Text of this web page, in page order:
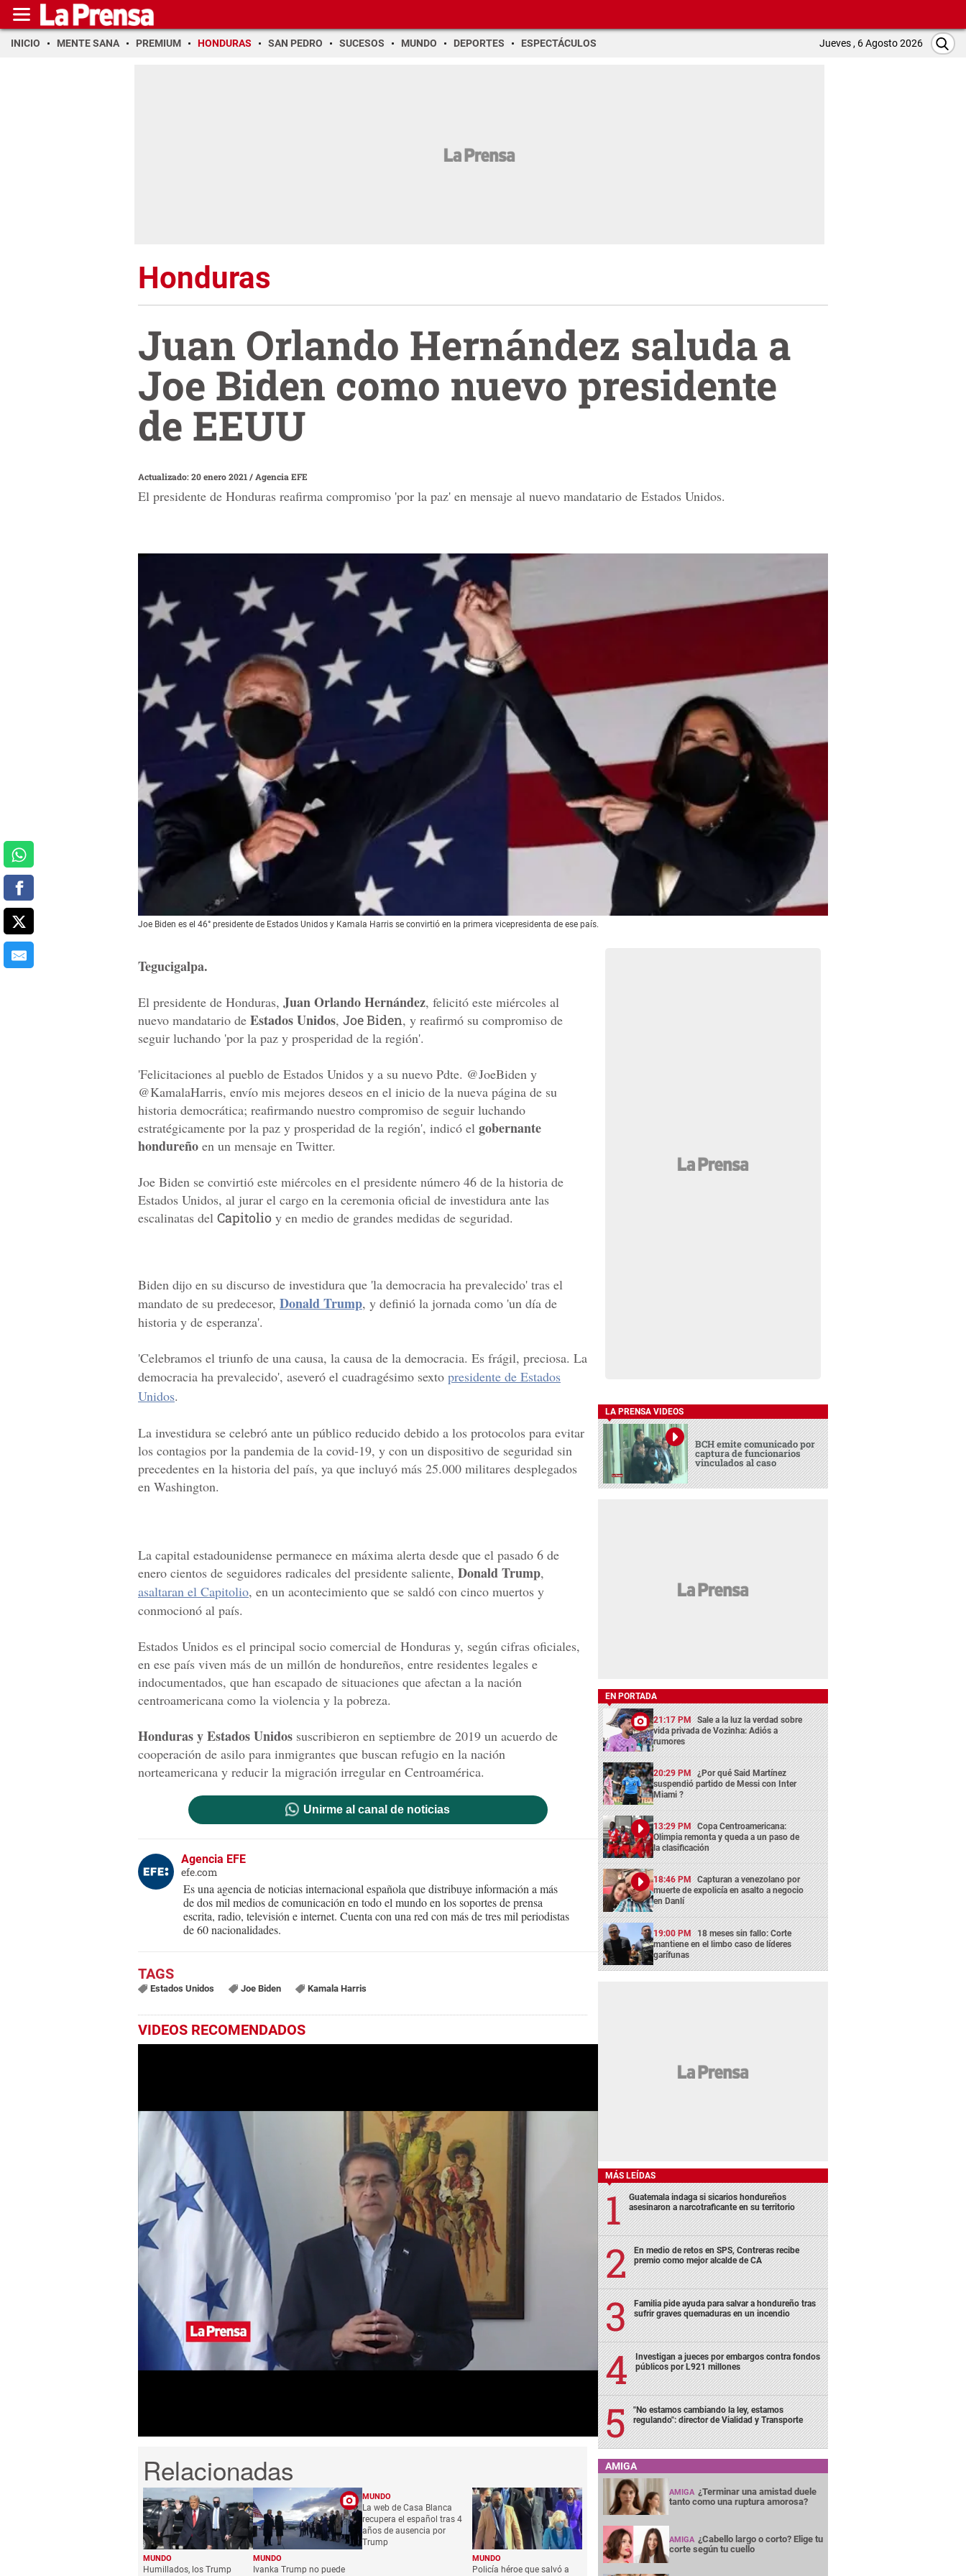
INICIO MENTE SANA PREMIUM HONDURAS SAN PEDRO SUCESOS MUNDO DEPORTES ESPECTÁCULOS Jueves , 6 Agosto 2026
Honduras
Juan Orlando Hernández saluda a
Joe Biden como nuevo presidente
de EEUU
Actualizado: 20 enero 2021 / Agencia EFE
El presidente de Honduras reafirma compromiso 'por la paz' en mensaje al nuevo mandatario de Estados Unidos.
Joe Biden es el 46° presidente de Estados Unidos y Kamala Harris se convirtió en la primera vicepresidenta de ese país.
Tegucigalpa.
El presidente de Honduras, Juan Orlando Hernández, felicitó este miércoles al
nuevo mandatario de Estados Unidos, Joe Biden, y reafirmó su compromiso de
seguir luchando 'por la paz y prosperidad de la región'.
'Felicitaciones al pueblo de Estados Unidos y a su nuevo Pdte. @JoeBiden y
@KamalaHarris, envío mis mejores deseos en el inicio de la nueva página de su
historia democrática; reafirmando nuestro compromiso de seguir luchando
estratégicamente por la paz y prosperidad de la región', indicó el gobernante
hondureño en un mensaje en Twitter.
Joe Biden se convirtió este miércoles en el presidente número 46 de la historia de
Estados Unidos, al jurar el cargo en la ceremonia oficial de investidura ante las
escalinatas del Capitolio y en medio de grandes medidas de seguridad.
Biden dijo en su discurso de investidura que 'la democracia ha prevalecido' tras el
mandato de su predecesor, Donald Trump, y definió la jornada como 'un día de
historia y de esperanza'.
'Celebramos el triunfo de una causa, la causa de la democracia. Es frágil, preciosa. La
democracia ha prevalecido', aseveró el cuadragésimo sexto presidente de Estados
Unidos.
La investidura se celebró ante un público reducido debido a los protocolos para evitar
los contagios por la pandemia de la covid-19, y con un dispositivo de seguridad sin
precedentes en la historia del país, ya que incluyó más 25.000 militares desplegados
en Washington.
La capital estadounidense permanece en máxima alerta desde que el pasado 6 de
enero cientos de seguidores radicales del presidente saliente, Donald Trump,
asaltaran el Capitolio, en un acontecimiento que se saldó con cinco muertos y
conmocionó al país.
Estados Unidos es el principal socio comercial de Honduras y, según cifras oficiales,
en ese país viven más de un millón de hondureños, entre residentes legales e
indocumentados, que han escapado de situaciones que afectan a la nación
centroamericana como la violencia y la pobreza.
Honduras y Estados Unidos suscribieron en septiembre de 2019 un acuerdo de
cooperación de asilo para inmigrantes que buscan refugio en la nación
norteamericana y reducir la migración irregular en Centroamérica.
Unirme al canal de noticias
Agencia EFE
efe.com
Es una agencia de noticias internacional española que distribuye información a más
de dos mil medios de comunicación en todo el mundo en los soportes de prensa
escrita, radio, televisión e internet. Cuenta con una red con más de tres mil periodistas
de 60 nacionalidades.
Estados Unidos Joe Biden Kamala Harris
VIDEOS RECOMENDADOS
seconds
MUNDO
Humillados, los Trump
MUNDO
Ivanka Trump no puede
MUNDO
La web de Casa Blanca
recupera el español tras 4
años de ausencia por
Trump
MUNDO
Policía héroe que salvó a
LA PRENSA VIDEOS
BCH emite comunicado por
captura de funcionarios
vinculados al caso
EN PORTADA
21:17 PM Sale a la luz la verdad sobre
vida privada de Vozinha: Adiós a
rumores
20:29 PM ¿Por qué Said Martínez
suspendió partido de Messi con Inter
Miami ?
13:29 PM Copa Centroamericana:
Olimpia remonta y queda a un paso de
la clasificación
18:46 PM Capturan a venezolano por
muerte de expolicía en asalto a negocio
en Danlí
19:00 PM 18 meses sin fallo: Corte
mantiene en el limbo caso de líderes
garífunas
MÁS LEÍDAS
Guatemala indaga si sicarios hondureños
asesinaron a narcotraficante en su territorio
En medio de retos en SPS, Contreras recibe
premio como mejor alcalde de CA
Familia pide ayuda para salvar a hondureño tras
sufrir graves quemaduras en un incendio
Investigan a jueces por embargos contra fondos
públicos por L921 millones
"No estamos cambiando la ley, estamos
regulando": director de Vialidad y Transporte
AMIGA
AMIGA ¿Terminar una amistad duele
tanto como una ruptura amorosa?
AMIGA ¿Cabello largo o corto? Elige tu
corte según tu cuello